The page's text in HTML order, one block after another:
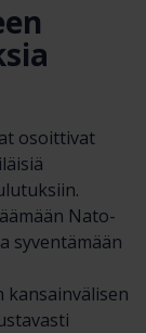
osoittivat
Nato-
syventämään
kansainvälisen